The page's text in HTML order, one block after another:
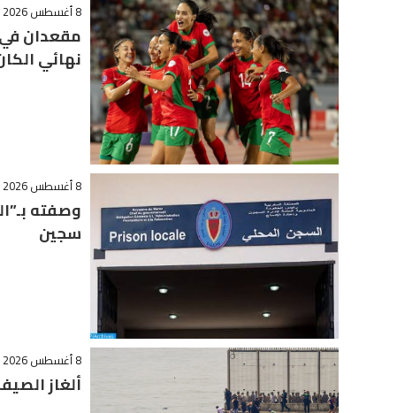
8 أغسطس 2026 - 23:50
مقعدان
نهائي
8 أغسطس 2026 - 21:16
وصفته
سجين
8 أغسطس 2026 - 19:42
ألغاز